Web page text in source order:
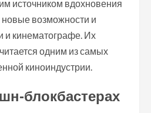
источником вдохновения
возможности и
и кинематографе. Их
одним из самых
киноиндустрии.
блокбастерах